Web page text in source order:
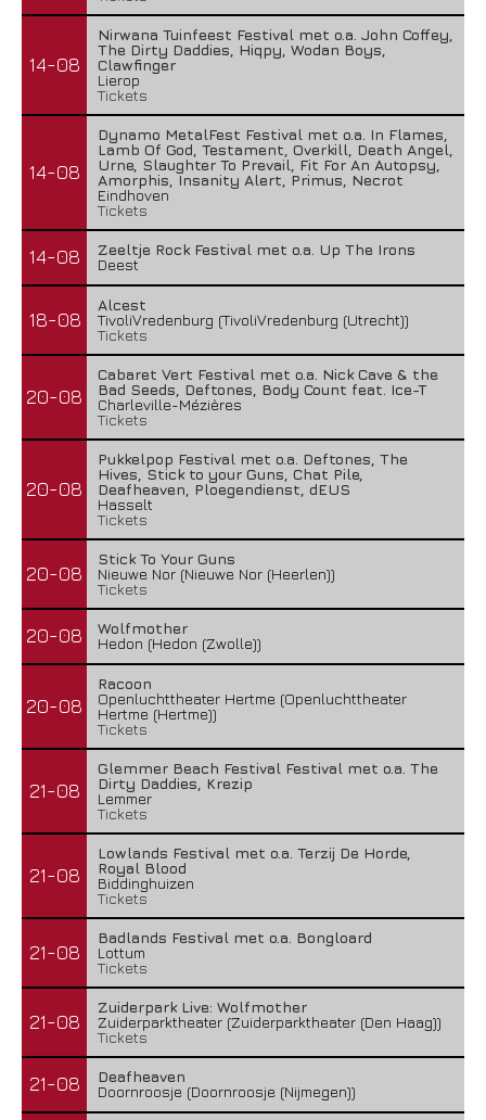
14-08
Nirwana Tuinfeest Festival met o.a. John Coffey,
The Dirty Daddies, Hiqpy, Wodan Boys,
Clawfinger
Lierop
Tickets
14-08
Dynamo MetalFest Festival met o.a. In Flames,
Lamb Of God, Testament, Overkill, Death Angel,
Urne, Slaughter To Prevail, Fit For An Autopsy,
Amorphis, Insanity Alert, Primus, Necrot
Eindhoven
Tickets
14-08
Zeeltje Rock Festival met o.a. Up The Irons
Deest
18-08
Alcest
TivoliVredenburg (TivoliVredenburg (Utrecht))
Tickets
20-08
Cabaret Vert Festival met o.a. Nick Cave & the
Bad Seeds, Deftones, Body Count feat. Ice-T
Charleville-Mézières
Tickets
20-08
Pukkelpop Festival met o.a. Deftones, The
Hives, Stick to your Guns, Chat Pile,
Deafheaven, Ploegendienst, dEUS
Hasselt
Tickets
20-08
Stick To Your Guns
Nieuwe Nor (Nieuwe Nor (Heerlen))
Tickets
20-08
Wolfmother
Hedon (Hedon (Zwolle))
20-08
Racoon
Openluchttheater Hertme (Openluchttheater
Hertme (Hertme))
Tickets
21-08
Glemmer Beach Festival Festival met o.a. The
Dirty Daddies, Krezip
Lemmer
Tickets
21-08
Lowlands Festival met o.a. Terzij De Horde,
Royal Blood
Biddinghuizen
Tickets
21-08
Badlands Festival met o.a. Bongloard
Lottum
Tickets
21-08
Zuiderpark Live: Wolfmother
Zuiderparktheater (Zuiderparktheater (Den Haag))
Tickets
21-08
Deafheaven
Doornroosje (Doornroosje (Nijmegen))